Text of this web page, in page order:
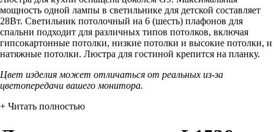
мощность одной лампы в светильнике для детской составляет
28Вт. Светильник потолочный на 6 (шесть) плафонов для
спальни подходит для различных типов потолков, включая
гипсокартонные потолки, низкие потолки и высокие потолки, и
натяжные потолки. Люстра для гостиной крепится на планку.
Цвет изделия может отличаться от реальных из-за
цветопередачи вашего монитора.
+ Читать полностью